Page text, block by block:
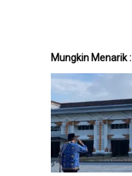
Mungkin Menarik :